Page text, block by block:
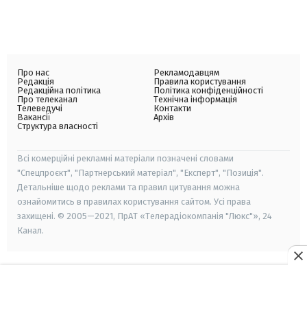
Про нас
Редакція
Редакційна політика
Про телеканал
Телеведучі
Вакансії
Структура власності
Рекламодавцям
Правила користування
Політика конфіденційності
Технічна інформація
Контакти
Архів
Всі комерційні рекламні матеріали позначені словами
"Спецпроєкт", "Партнерський матеріал", "Експерт", "Позиція".
Детальніше щодо реклами та правил цитування можна
ознайомитись в правилах користування сайтом. Усі права
захищені. © 2005—2021, ПрАТ «Телерадіокомпанія "Люкс"», 24
Канал.